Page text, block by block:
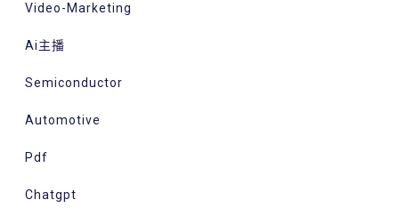
Video-Marketing
Ai主播
Semiconductor
Automotive
Pdf
Chatgpt